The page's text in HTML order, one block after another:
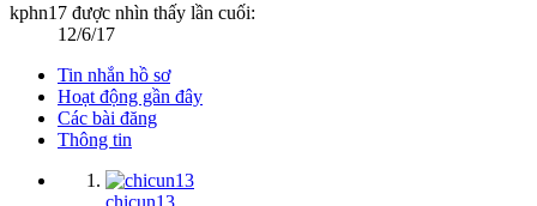
kphn17 được nhìn thấy lần cuối:
12/6/17
Tin nhắn hồ sơ
Hoạt động gần đây
Các bài đăng
Thông tin
chicun13